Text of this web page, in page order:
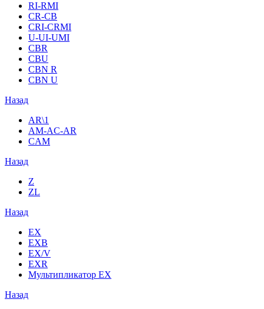
RI-RMI
CR-CB
СRI-СRMI
U-UI-UMI
CBR
CBU
CBN R
CBN U
Назад
AR\1
AM-AC-AR
CAM
Назад
Z
ZL
Назад
EX
EXB
EX/V
EXR
Мультипликатор EX
Назад